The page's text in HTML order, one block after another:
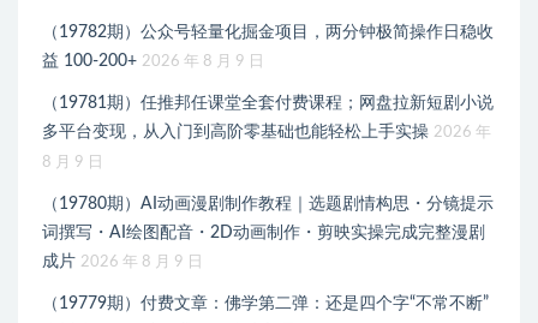
（19782期）公众号轻量化掘金项目，两分钟极简操作日稳收
益 100-200+ 2026 年 8 月 9 日
（19781期）任推邦任课堂全套付费课程；网盘拉新短剧小说
多平台变现，从入门到高阶零基础也能轻松上手实操 2026 年
8 月 9 日
（19780期）AI动画漫剧制作教程｜选题剧情构思・分镜提示
词撰写・AI绘图配音・2D动画制作・剪映实操完成完整漫剧
成片 2026 年 8 月 9 日
（19779期）付费文章：佛学第二弹：还是四个字“不常不断”